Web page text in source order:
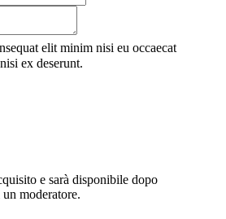
elit minim nisi eu occaecat
ex deserunt.
e sarà disponibile dopo
moderatore.